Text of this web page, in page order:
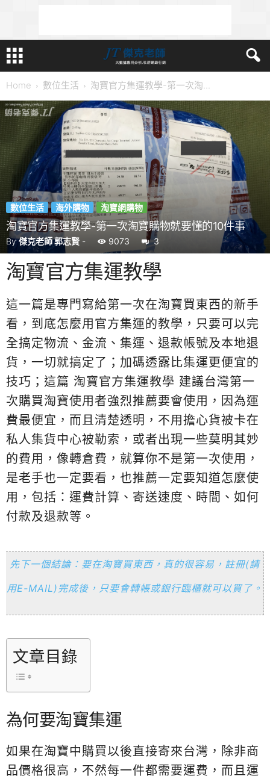
Home 數位生活 淘寶官方集運教學-第一次淘...
數位生活 海外購物 淘寶網購物
淘寶官方集運教學-第一次淘寶購物就要懂的10件事
By 傑克老師 郭志賢- 9073 3
淘寶官方集運教學
這一篇是專門寫給第一次在淘寶買東西的新手
看，到底怎麼用官方集運的教學，只要可以完
全搞定物流、金流、集運、退款帳號及本地退
貨，一切就搞定了；加碼透露比集運更便宜的
技巧；這篇 淘寶官方集運教學 建議台灣第一
次購買淘寶使用者強烈推薦要會使用，因為運
費最便宜，而且清楚透明，不用擔心貨被卡在
私人集貨中心被勒索，或者出現一些莫明其妙
的費用，像轉倉費，就算你不是第一次使用，
是老手也一定要看，也推薦一定要知道怎麼使
用，包括：運費計算、寄送速度、時間、如何
付款及退款等。
先下一個結論：要在淘寶買東西，真的很容易，註冊(請
用E-MAIL)完成後，只要會轉帳或銀行臨櫃就可以買了。
文章目錄
為何要淘寶集運
如果在淘寶中購買以後直接寄來台灣，除非商
品價格很高，不然每一件都需要運費，而且運